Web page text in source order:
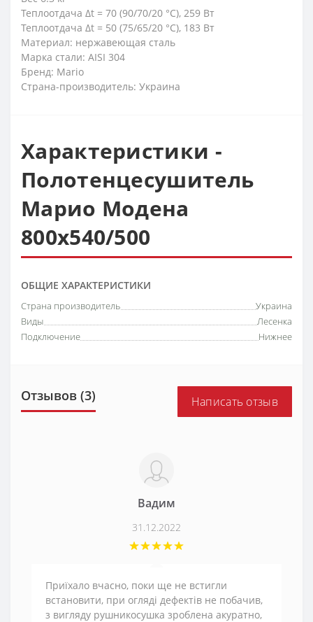
Теплоотдача Δt = 70 (90/70/20 °C), 259 Вт
Теплоотдача Δt = 50 (75/65/20 °C), 183 Вт
Материал: нержавеющая сталь
Марка стали: AISI 304
Бренд: Mario
Страна-производитель: Украина
Характеристики -
Полотенцесушитель
Марио Модена
800x540/500
ОБЩИЕ ХАРАКТЕРИСТИКИ
Страна производитель
Украина
Виды
Лесенка
Подключение
Нижнее
Отзывов (3) Написать отзыв
Вадим
31.12.2022
Приїхало вчасно, поки ще не встигли
встановити, при огляді дефектів не побачив,
з вигляду рушникосушка зроблена акуратно,